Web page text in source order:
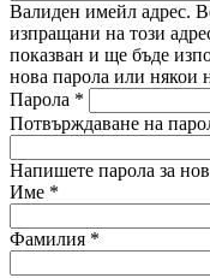
Валиден имейл адрес.
изпращани на този
показван и ще бъде
нова парола или
Парола *
Потвърждаване на
Напишете парола за
Име *
Фамилия *